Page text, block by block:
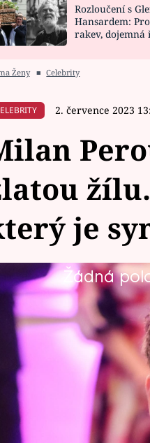
VAŘENÍ
Rozloučení s
Hansardem:
rakev, dojemná
Ženy ■ Celebrity
2. července 2023
je
Žádná
Milan Peroutka
chodí.
mnohé jeho
nešlápl vedle,
se mít zřejmě